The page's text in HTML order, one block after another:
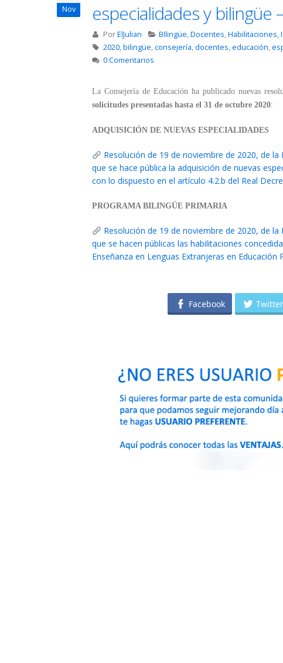
Nov
especialidades y bilingüe
PorElJulian BIlingüe,Docentes,Habilitaciones,
2020,bilingüe,consejería,docentes,educación,
0 Comentarios
La Consejería de Educación ha publicado nuevas
solicitudes presentadas hasta el 31 de octubre 2020:
ADQUISICIÓN DE NUEVAS ESPECIALIDADES
Resolución de 19 de noviembre de 2020, de
que se hace pública la adquisición de nuevas
con lo dispuesto en el artículo 4.2.b del Real
PROGRAMA BILINGÜE PRIMARIA
Resolución de 19 de noviembre de 2020, de
que se hacen públicas las habilitaciones
Enseñanza en Lenguas Extranjeras en
Facebook Twitter